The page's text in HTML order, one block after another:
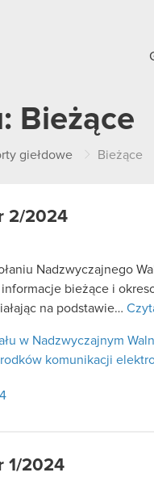
Bieżące
giełdowe Bieżące
2/2024
Nadzwyczajnego
bieżące i
na podstawie…
w Nadzwyczajnym
komunikacji
1/2024